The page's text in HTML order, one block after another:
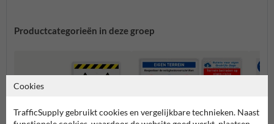
Productcategorieën in deze groep
Cookies
TrafficSupply gebruikt cookies en vergelijkbare technieken. Naast